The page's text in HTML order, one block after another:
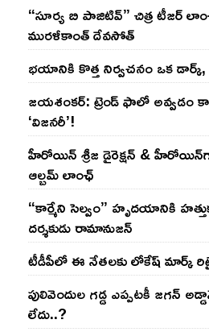
“సూర్య బి పాజిటివ్” చిత్ర టీజర్
మురళీకాంత్ దేవసోత్
భయానికి కొత్త నిర్వచనం ఒక డార్క్,
జయశంకర్: ట్రెండ్‌ ఫాలో అవ్వడం
‘విజనరీ’!
హీరోయిన్ శ్రీజ డైరెక్ష‌న్ &
ఆల్బమ్ లాంఛ్
“కార్మేని సెల్వం” హృదయానికి
దర్శకుడు రామానుజన్
టీడీపీలో ఈ నేత‌ల‌కు లోకేష్ మార్క్
పులివెందుల గ‌డ్డ ఎప్ప‌ట‌కీ జ‌గ‌న్
లేదు..?